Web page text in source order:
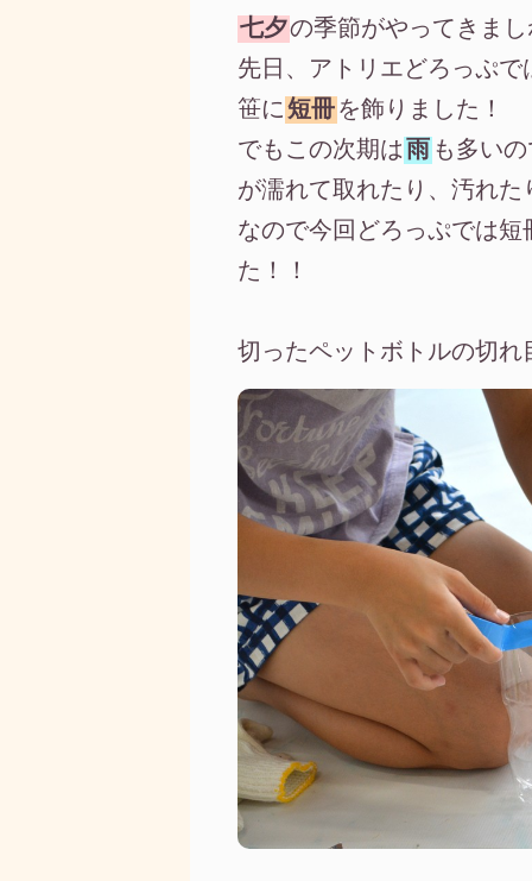
七夕の季節がやってきま
先日、アトリエどろっぷ
笹に短冊を飾りました！
でもこの次期は 雨 も多い
が濡れて取れたり、汚れ
なので今回どろっぷでは短
た！！
切ったペットボトルの切